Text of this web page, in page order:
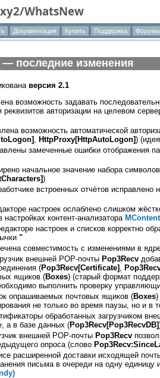
WhatsNew
Документация Купить Поддержка Форумы
— последние изменения
версия 2.1
возможность задавать
реквизитов авторизации на целевом
возможность автоматической
HttpProxy[HttpAutoLogon]) (идея
замеченные ошибки отображения
начальное значение набора
)
встроенных отчётов исправлено
настроек ослаблено слишком
контент-анализатора MContent
настроек и списков корректно
"
совместимость с изменениями в
внешней POP-почты Pop3Recv
(Pop3Recv[Certificate]
ящиков (Boxes) (старый формат
выполнить проверку
опрашиваемых почтовых ящиков (Boxes)
не только во время паузы, но и в
обработанных загрузчиком
а в базе данных (Pop3Recv[Pop3RecvDB]
внешней POP-почты Pop3Recv
опроса (слово
расширенной доставки исходящей
письма в очереди на одну единицу
)